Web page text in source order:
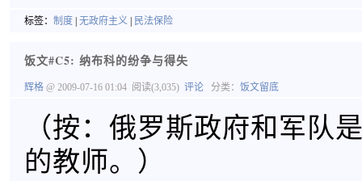
标签： 制度 无政府主义 民法保险
饭文#C5: 纳布科的纷争与得失
辉格 @ 2009-07-16 01:04 阅读(3,035) 评论 分类： 饭文留底
（按：俄罗斯政府和军队
的教师。）